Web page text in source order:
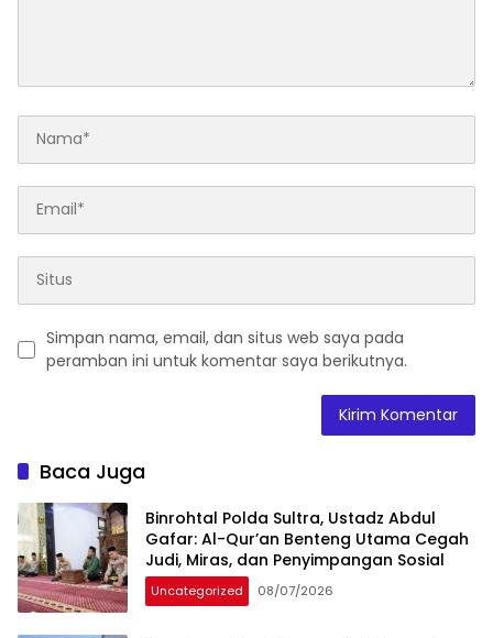
Simpan nama, email, dan situs web saya pada
peramban ini untuk komentar saya berikutnya.
Baca Juga
Binrohtal Polda Sultra, Ustadz Abdul
Gafar: Al-Qur’an Benteng Utama Cegah
Judi, Miras, dan Penyimpangan Sosial
Uncategorized 08/07/2026